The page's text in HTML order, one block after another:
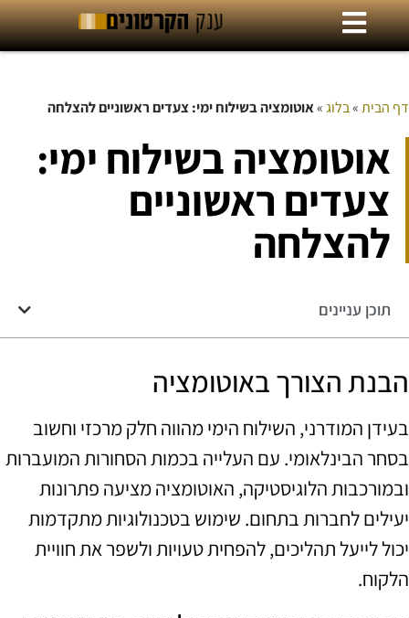
דף הבית»בלוג»אוטומציה בשילוח ימי: צעדים ראשוניים להצלחה
אוטומציה בשילוח ימי:
צעדים ראשוניים
להצלחה
תוכן עניינים
הבנת הצורך באוטומציה
בעידן המודרני, השילוח הימי מהווה חלק מרכזי וחשוב
בסחר הבינלאומי. עם העלייה בכמות הסחורות המועברות
ובמורכבות הלוגיסטיקה, האוטומציה מציעה פתרונות
יעילים לחברות בתחום. שימוש בטכנולוגיות מתקדמות
יכול לייעל תהליכים, להפחית טעויות ולשפר את חוויית
הלקוח.